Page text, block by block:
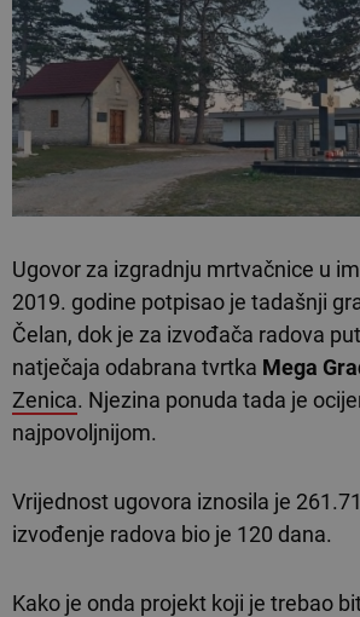
Ugovor za izgradnju mrtvačnice u
2019. godine potpisao je tadašnji
Čelan, dok je za izvođača radova
natječaja odabrana tvrtka Mega
Zenica. Njezina ponuda tada je
najpovoljnijom.
Vrijednost ugovora iznosila je
izvođenje radova bio je 120 dana.
Kako je onda projekt koji je trebao